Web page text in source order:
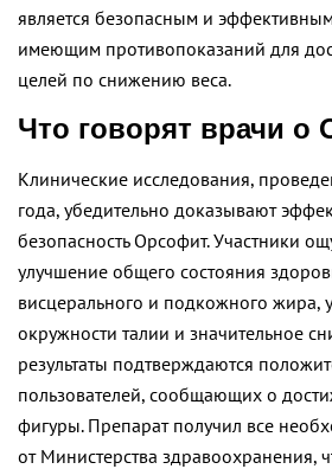
является безопасным и
имеющим противопоказаний для
целей по снижению веса.
Что говорят врачи о
Клинические исследования,
года, убедительно доказывают
безопасность Орсофит. Участники
улучшение общего состояния
висцерального и подкожного жира,
окружности талии и значительное
результаты подтверждаются
пользователей, сообщающих о
фигуры. Препарат получил все
от Министерства здравоохранения,